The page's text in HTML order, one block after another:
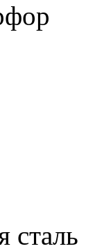
cталь